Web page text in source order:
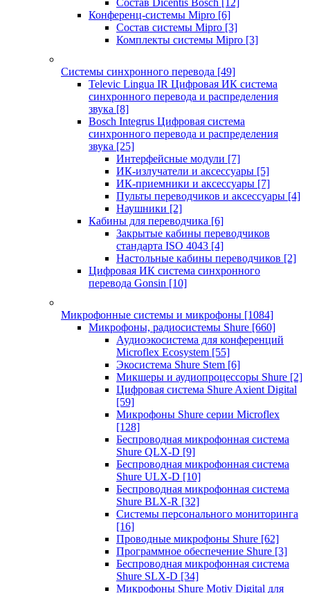
Состав Dicentis Bosch [12]
Конференц-системы Mipro [6]
Состав системы Mipro [3]
Комплекты системы Mipro [3]
Системы синхронного перевода [49]
Televic Lingua IR Цифровая ИК система
синхронного перевода и распределения
звука [8]
Bosch Integrus Цифровая система
синхронного перевода и распределения
звука [25]
Интерфейсные модули [7]
ИК-излучатели и аксессуары [5]
ИК-приемники и аксессуары [7]
Пульты переводчиков и аксессуары [4]
Наушники [2]
Кабины для переводчика [6]
Закрытые кабины переводчиков
стандарта ISO 4043 [4]
Настольные кабины переводчиков [2]
Цифровая ИК система синхронного
перевода Gonsin [10]
Микрофонные системы и микрофоны [1084]
Микрофоны, радиосистемы Shure [660]
Аудиоэкосистема для конференций
Microflex Ecosystem [55]
Экосистема Shure Stem [6]
Микшеры и аудиопроцессоры Shure [2]
Цифровая система Shure Axient Digital
[59]
Микрофоны Shure серии Microflex
[128]
Беспроводная микрофонная система
Shure QLX-D [9]
Беспроводная микрофонная система
Shure ULX-D [10]
Беспроводная микрофонная система
Shure BLX-R [32]
Системы персонального мониторинга
[16]
Проводные микрофоны Shure [62]
Программное обеспечение Shure [3]
Беспроводная микрофонная система
Shure SLX-D [34]
Микрофоны Shure Motiv Digital для